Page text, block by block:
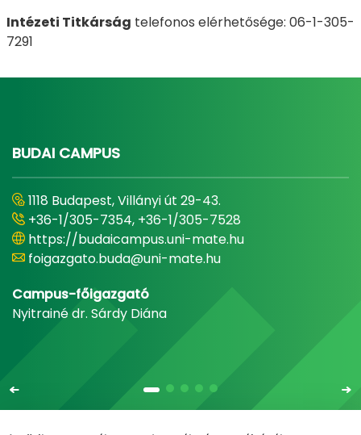
Intézeti Titkárság telefonos elérhetősége: 06-1-305-
7291
BUDAI CAMPUS
1118 Budapest, Villányi út 29-43.
+36-1/305-7354, +36-1/305-7528
https://budaicampus.uni-mate.hu
foigazgato.buda@uni-mate.hu
Campus-főigazgató
Nyitrainé dr. Sárdy Diána